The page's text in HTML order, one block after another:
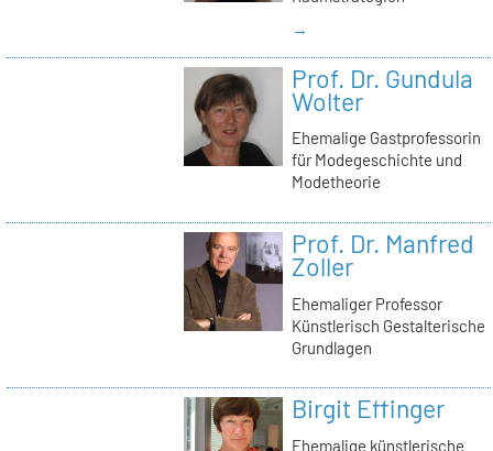
→
Prof. Dr. Gundula
Wolter
Ehemalige Gastprofessorin
für Modegeschichte und
Modetheorie
Prof. Dr. Manfred
Zoller
Ehemaliger Professor
Künstlerisch Gestalterische
Grundlagen
Birgit Effinger
Ehemalige künstlerische